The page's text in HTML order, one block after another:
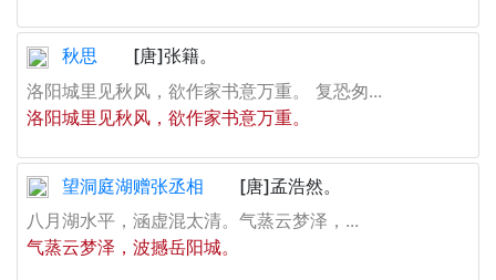
秋思
[唐]张籍。
洛阳城里见秋风，欲作家书意万重。 复恐匆...
洛阳城里见秋风，欲作家书意万重。
望洞庭湖赠张丞相
[唐]孟浩然。
八月湖水平，涵虚混太清。气蒸云梦泽，...
气蒸云梦泽，波撼岳阳城。